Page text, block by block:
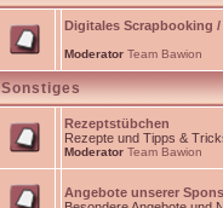
Digitales Scrapbooking
Moderator Team Bawion
Sonstiges
Rezeptstübchen
Rezepte und Tipps &
Moderator Team Bawion
Angebote unserer